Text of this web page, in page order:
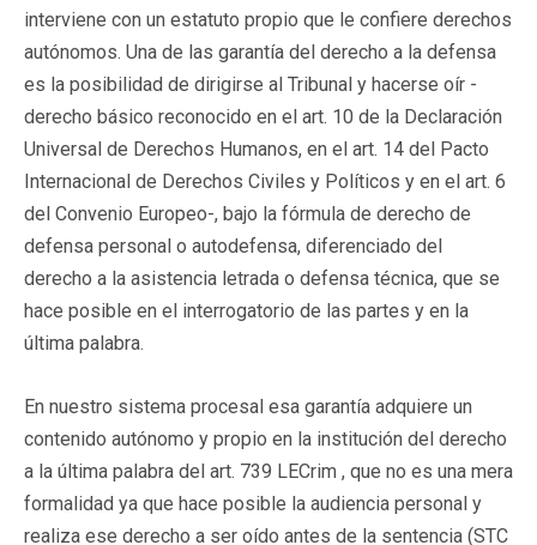
interviene con un estatuto propio que le confiere derechos
autónomos. Una de las garantía del derecho a la defensa
es la posibilidad de dirigirse al Tribunal y hacerse oír -
derecho básico reconocido en el art. 10 de la Declaración
Universal de Derechos Humanos, en el art. 14 del Pacto
Internacional de Derechos Civiles y Políticos y en el art. 6
del Convenio Europeo-, bajo la fórmula de derecho de
defensa personal o autodefensa, diferenciado del
derecho a la asistencia letrada o defensa técnica, que se
hace posible en el interrogatorio de las partes y en la
última palabra.
En nuestro sistema procesal esa garantía adquiere un
contenido autónomo y propio en la institución del derecho
a la última palabra del art. 739 LECrim , que no es una mera
formalidad ya que hace posible la audiencia personal y
realiza ese derecho a ser oído antes de la sentencia (STC